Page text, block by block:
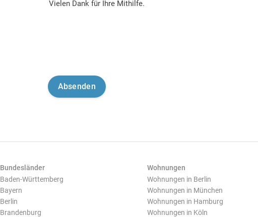
Vielen Dank für Ihre Mithilfe.
Bundesländer
Baden-Württemberg
Bayern
Berlin
Brandenburg
Wohnungen
Wohnungen in Berlin
Wohnungen in München
Wohnungen in Hamburg
Wohnungen in Köln